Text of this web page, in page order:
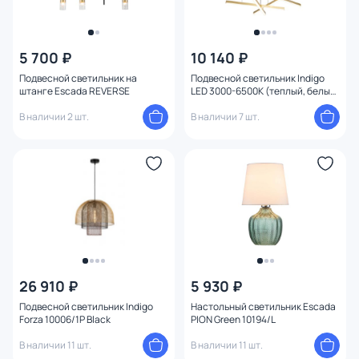
5 700 ₽
Подвесной светильник на
штанге Escada REVERSE
В наличии 2 шт.
10 140 ₽
Подвесной светильник Indigo
LED 3000-6500К (теплый, белый,
В наличии 7 шт.
26 910 ₽
Подвесной светильник Indigo
Forza 10006/1P Black
В наличии 11 шт.
5 930 ₽
Настольный светильник Escada
PION Green 10194/L
В наличии 11 шт.